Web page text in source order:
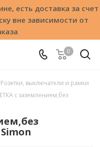
есть доставка за счет
вне зависимости от
0
Розетки, выключатели и рамки
с заземлением,без